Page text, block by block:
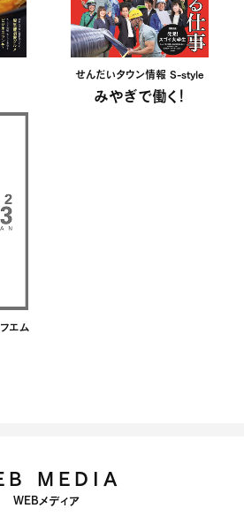
せんだいタウン情報 S-style
みやぎで働く！
エム
MEDIA
WEBメディア